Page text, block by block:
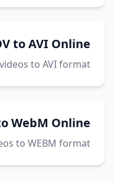
to AVI Online
to AVI format
WebM Online
to WEBM format